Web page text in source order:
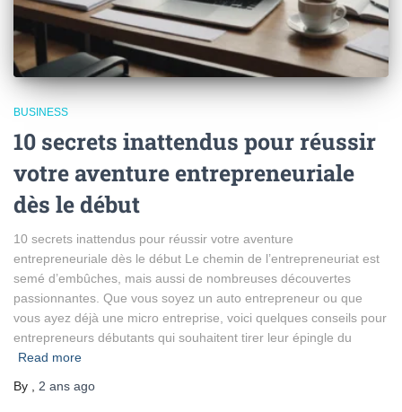
BUSINESS
10 secrets inattendus pour réussir
votre aventure entrepreneuriale
dès le début
10 secrets inattendus pour réussir votre aventure
entrepreneuriale dès le début Le chemin de l’entrepreneuriat est
semé d’embûches, mais aussi de nombreuses découvertes
passionnantes. Que vous soyez un auto entrepreneur ou que
vous ayez déjà une micro entreprise, voici quelques conseils pour
entrepreneurs débutants qui souhaitent tirer leur épingle du
Read more
By , 2 ans ago